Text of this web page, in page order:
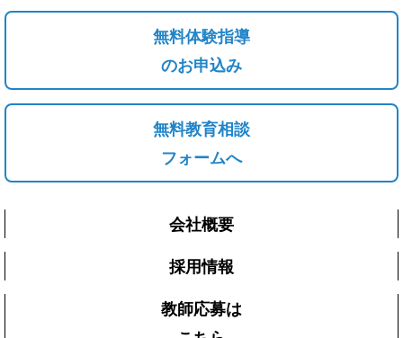
無料体験指導
のお申込み
無料教育相談
フォームへ
会社概要
採用情報
教師応募は